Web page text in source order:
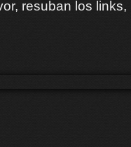
resuban los